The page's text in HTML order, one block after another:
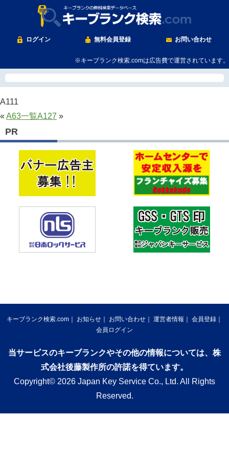
ログイン 無料会員登録 お問い合わせ
※キーブランク検索.comは広告費で運営されています。
A111
« A63一覧A127 »
PR
キーブランク検索.com お知らせ お問い合わせ 運営者情報
会員登録
会員ログイン
当サービスのキーブランクやその他の情報については、株
式会社後藤製作所の許諾を得ています。
Copyright© 2026 Japan Key Service Co., Ltd. All Rights
Reserved.